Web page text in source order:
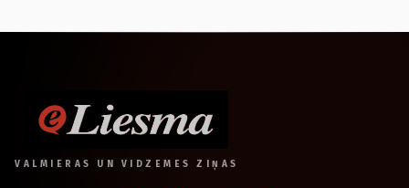
VALMIERAS UN VIDZEMES ZIŅAS